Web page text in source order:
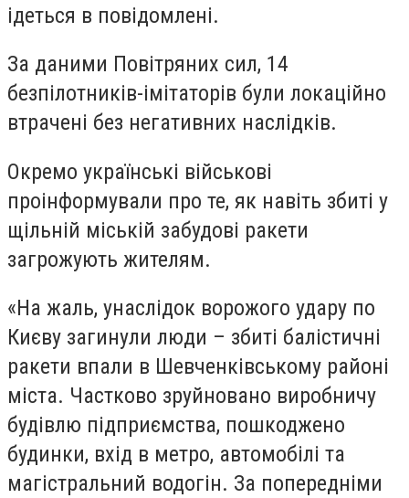
ідеться в повідомлені.
За даними Повітряних сил, 14
безпілотників-імітаторів були локаційно
втрачені без негативних наслідків.
Окремо українські військові
проінформували про те, як навіть збиті у
щільній міській забудові ракети
загрожують жителям.
«На жаль, унаслідок ворожого удару по
Києву загинули люди – збиті балістичні
ракети впали в Шевченківському районі
міста. Частково зруйновано виробничу
будівлю підприємства, пошкоджено
будинки, вхід в метро, автомобілі та
магістральний водогін. За попередніми